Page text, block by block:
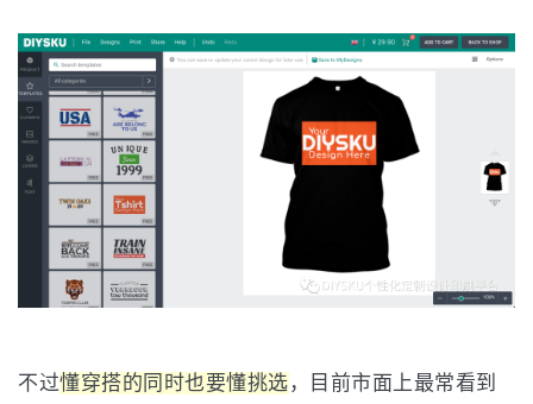
不过懂穿搭的同时也要懂挑选 ，目前市面上最常看到